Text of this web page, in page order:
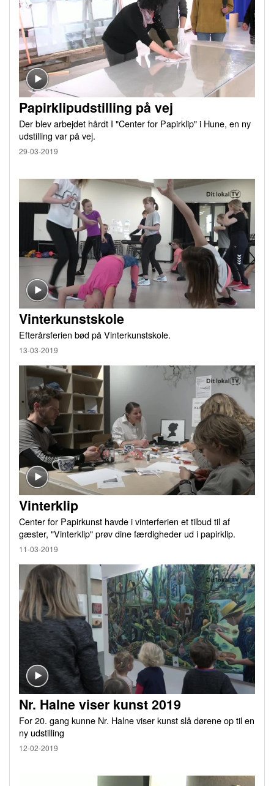
Papirklipudstilling på vej
Der blev arbejdet hårdt I "Center for Papirklip" i Hune, en ny
udstilling var på vej.
29-03-2019
Vinterkunstskole
Efterårsferien bød på Vinterkunstskole.
13-03-2019
Vinterklip
Center for Papirkunst havde i vinterferien et tilbud til af
gæster, "Vinterklip" prøv dine færdigheder ud i papirklip.
11-03-2019
Nr. Halne viser kunst 2019
For 20. gang kunne Nr. Halne viser kunst slå dørene op til en
ny udstilling
12-02-2019